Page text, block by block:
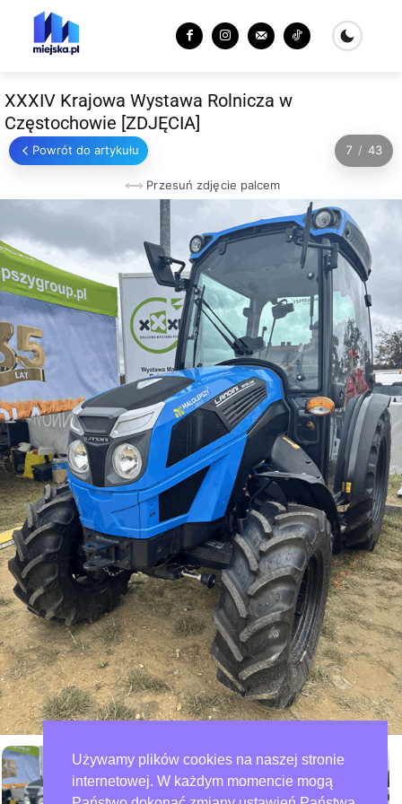
Używamy plików cookies na naszej stronie
internetowej. W każdym momencie mogą
XXXIV Krajowa Wystawa Rolnicza w
Częstochowie [ZDJĘCIA]
Powrót do artykułu 7 / 43
Przesuń zdjęcie palcem